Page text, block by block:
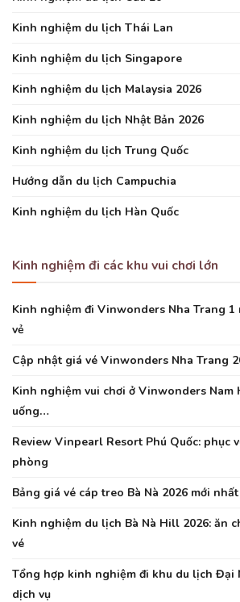
Kinh nghiệm du lịch Thái Lan
Kinh nghiệm du lịch Singapore
Kinh nghiệm du lịch Malaysia 2026
Kinh nghiệm du lịch Nhật Bản 2026
Kinh nghiệm du lịch Trung Quốc
Hướng dẫn du lịch Campuchia
Kinh nghiệm du lịch Hàn Quốc
Kinh nghiệm đi các khu vui chơi lớn
Kinh nghiệm đi Vinwonders Nha Trang 1
vẻ
Cập nhật giá vé Vinwonders Nha Trang
Kinh nghiệm vui chơi ở Vinwonders Nam
uống…
Review Vinpearl Resort Phú Quốc: phục
phòng
Bảng giá vé cáp treo Bà Nà 2026 mới
Kinh nghiệm du lịch Bà Nà Hill 2026: ăn
vé
Tổng hợp kinh nghiệm đi khu du lịch Đại
dịch vụ